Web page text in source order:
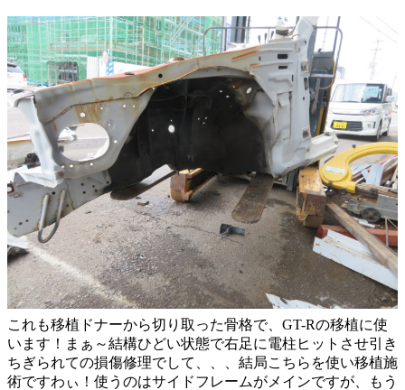
これも移植ドナーから切り取った骨格で、GT-Rの移植に使
います！まぁ～結構ひどい状態で右足に電柱ヒットさせ引き
ちぎられての損傷修理でして、、、結局こちらを使い移植施
術ですわぃ！使うのはサイドフレームがメインですが、もう